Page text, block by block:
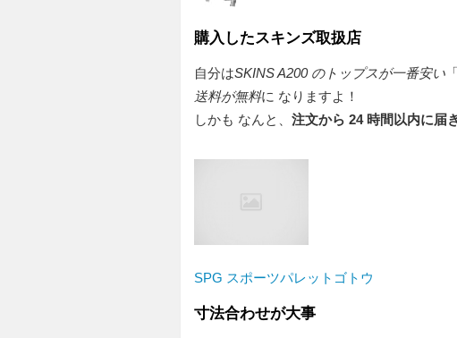
購入したスキンズ取扱店
自分はSKINS A200 のトップスが一番安い「
送料が無料に なりますよ！
しかも なんと、 注文から 24 時間以内に届
SPG スポーツパレットゴトウ
寸法合わせが大事